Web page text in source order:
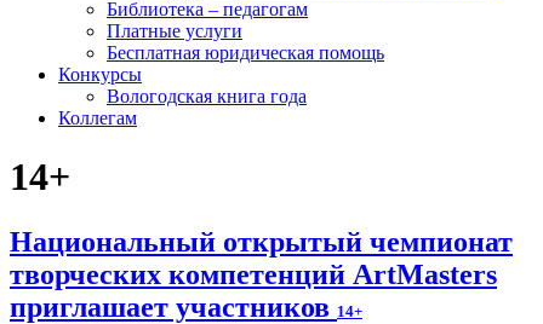
Библиотека – педагогам
Платные услуги
Бесплатная юридическая помощь
Конкурсы
Вологодская книга года
Коллегам
14+
Национальный открытый чемпионат
творческих компетенций ArtMasters
приглашает участников 14+